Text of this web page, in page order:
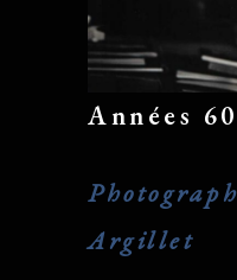
Années 60
Argillet